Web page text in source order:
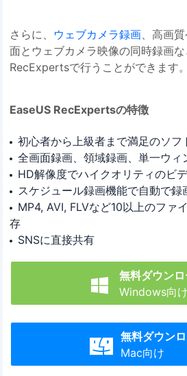
さらに、 ウェブカメラ録画、高画
面とウェブカメラ映像の同時録画
RecExpertsで行うことができます。
EaseUS RecExpertsの特徴
初心者から上級者まで満足のソフ
全画面録画、領域録画、単一ウィ
HD解像度でハイクオリティのビ
スケジュール録画機能で自動で録
MP4, AVI, FLVなど10以上のファ
存
SNSに直接共有

無料ダウン
Windows向け

無料ダウン
Mac向け